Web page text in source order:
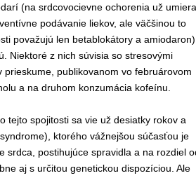
(na srdcovocievne ochorenia už umiera
podávanie liekov, ale väčšinou to
považujú len betablokátory a
Niektoré z nich súvisia so stresovými
publikovanom vo februárovom
a na druhom konzumácia kofeínu.
tejto spojitosti sa vie už desiatky rokov a
ktorého vážnejšou súčasťou je
srdca, postihujúce spravidla a na rozdiel
aj s určitou genetickou dispozíciou. Ale